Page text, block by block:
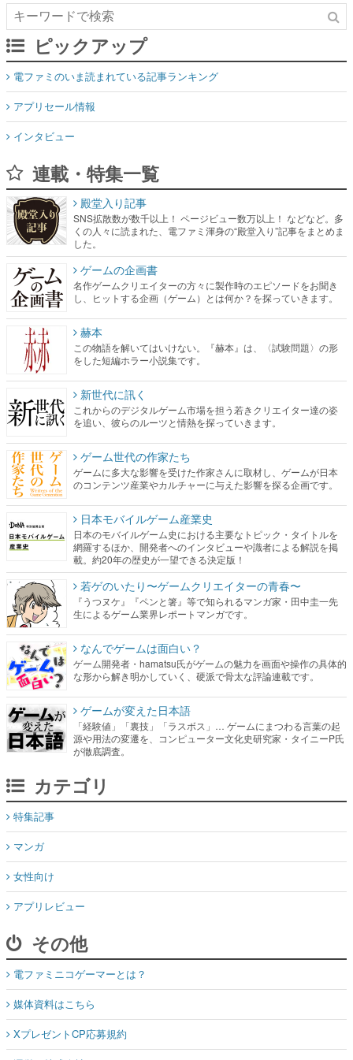
電ファミのいま読まれている記事ランキング
アプリセール情報
インタビュー
連載・特集一覧
くの人々に読まれた、電ファミ渾身の“殿堂入り”記事をまとめま
した。
ゲームの企画書
名作ゲームクリエイターの方々に製作時のエピソードをお聞き
し、ヒットする企画（ゲーム）とは何か？を探っていきます。
赫本
この物語を解いてはいけない。『赫本』は、〈試験問題〉の形
をした短編ホラー小説集です。
新世代に訊く
これからのデジタルゲーム市場を担う若きクリエイター達の姿
を追い、彼らのルーツと情熱を探っていきます。
ゲーム世代の作家たち
ゲームに多大な影響を受けた作家さんに取材し、ゲームが日本
のコンテンツ産業やカルチャーに与えた影響を探る企画です。
日本モバイルゲーム産業史
日本のモバイルゲーム史における主要なトピック・タイトルを
網羅するほか、開発者へのインタビューや識者による解説を掲
若ゲのいたり〜ゲームクリエイターの青春〜
『うつヌケ』『ペンと箸』等で知られるマンガ家・田中圭一先
生によるゲーム業界レポートマンガです。
なんでゲームは面白い？
ゲーム開発者・hamatsu氏がゲームの魅力を画面や操作の具体的
な形から解き明かしていく、硬派で骨太な評論連載です。
ゲームが変えた日本語
「経験値」「裏技」「ラスボス」… ゲームにまつわる言葉の起
源や用法の変遷を、コンピューター文化史研究家・タイニーP氏
カテゴリ
マンガ
女性向け
アプリレビュー
その他
電ファミニコゲーマーとは？
媒体資料はこちら
XプレゼントCP応募規約
運営：株式会社マレ